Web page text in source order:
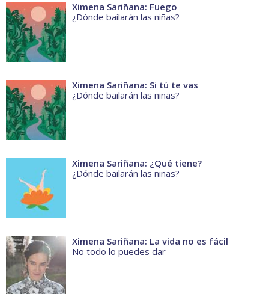
Ximena Sariñana: Fuego
¿Dónde bailarán las niñas?
Ximena Sariñana: Si tú te vas
¿Dónde bailarán las niñas?
Ximena Sariñana: ¿Qué tiene?
¿Dónde bailarán las niñas?
Ximena Sariñana: La vida no es fácil
No todo lo puedes dar